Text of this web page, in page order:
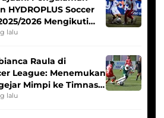
HYDROPLUS Soccer
2026 Mengikuti
Putri
lalu
Raula di
League: Menemukan
Mimpi ke Timnas
lalu